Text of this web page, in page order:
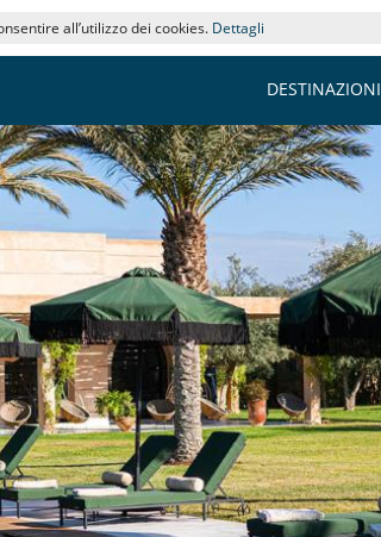
all’utilizzo dei cookies. Dettagli
DESTINAZIONI